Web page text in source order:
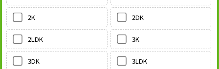
2K 2DK
2LDK 3K
3DK 3LDK